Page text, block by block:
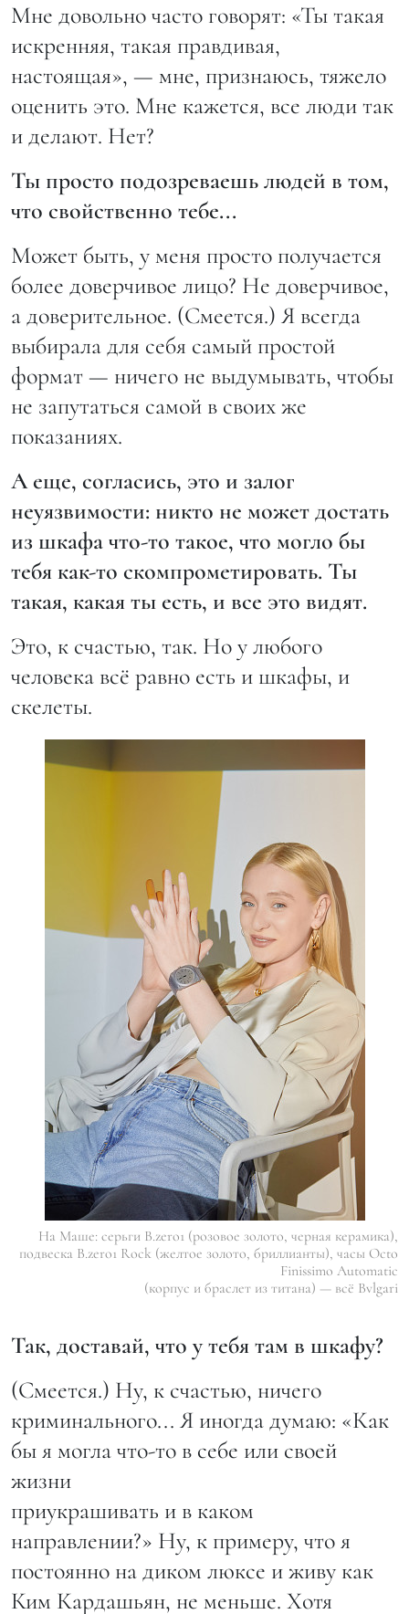
Мне довольно часто говорят: «Ты такая
искренняя, такая правдивая,
настоящая», — мне, признаюсь, тяжело
оценить это. Мне кажется, все люди так
и делают. Нет?
Ты просто подозреваешь людей в том,
что свойственно тебе...
Может быть, у меня просто получается
более доверчивое лицо? Не доверчивое,
а доверительное. (Смеется.) Я всегда
выбирала для себя самый простой
формат — ничего не выдумывать, чтобы
не запутаться самой в своих же
показаниях.
А еще, согласись, это и залог
неуязвимости: никто не может достать
из шкафа что-то такое, что могло бы
тебя как-то скомпрометировать. Ты
такая, какая ты есть, и все это видят.
Это, к счастью, так. Но у любого
человека всё равно есть и шкафы, и
скелеты.
На Маше: серьги B.zero1 (розовое золото, черная керамика),
подвеска B.zero1 Rock (желтое золото, бриллианты), часы Octo
Finissimo Automatic
(корпус и браслет из титана) — всё Bvlgari
Так, доставай, что у тебя там в шкафу?
(Смеется.) Ну, к счастью, ничего
криминального... Я иногда думаю: «Как
бы я могла что-то в себе или своей
жизни
приукрашивать и в каком
направлении?» Ну, к примеру, что я
постоянно на диком люксе и живу как
Ким Кардашьян, не меньше. Хотя